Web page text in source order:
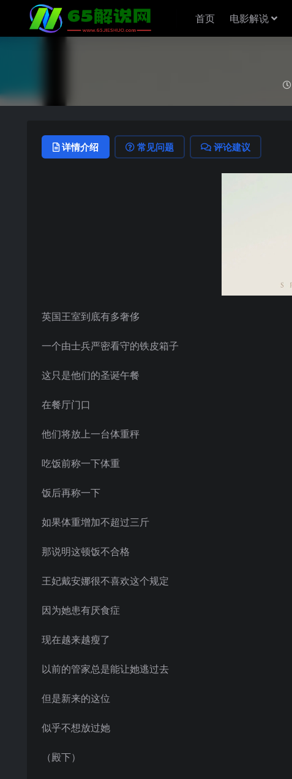
首页 电影解说
详情介绍 常见问题 评论建议
英国王室到底有多奢侈
一个由士兵严密看守的铁皮箱子
这只是他们的圣诞午餐
在餐厅门口
他们将放上一台体重秤
吃饭前称一下体重
饭后再称一下
如果体重增加不超过三斤
那说明这顿饭不合格
王妃戴安娜很不喜欢这个规定
因为她患有厌食症
现在越来越瘦了
以前的管家总是能让她逃过去
但是新来的这位
似乎不想放过她
（殿下）